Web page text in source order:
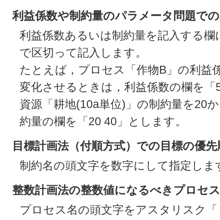
利益係数や制約量のパラメータ問題で
利益係数あるいは制約量を記入する
で区切って記入します。
たとえば，プロセス「作物B」の利益
変化させるときは，利益係数の欄を
資源「耕地(10a単位)」の制約量を20
約量の欄を「20 40」とします。
目標計画法（付順方式）での目標の優
制約名の頭文字を数字にして指定しま
整数計画法の整数値になるべきプロセ
プロセス名の頭文字をアスタリスク